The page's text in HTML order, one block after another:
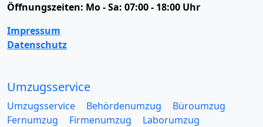
Öffnungszeiten: Mo - Sa: 07:00 - 18:00 Uhr
Impressum
Datenschutz
Umzugsservice
Umzugsservice Behördenumzug
Büroumzug
Fernumzug
Firmenumzug
Laborumzug